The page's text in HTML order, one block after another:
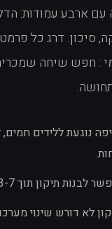
ארבע עמודות:
: חפש שיחה
הדליפה נוגעת ללידים
5: התיקון לא דורש שינוי